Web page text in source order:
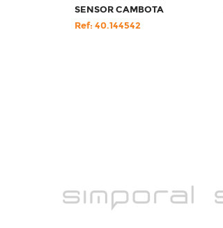
SENSOR CAMBOTA
Ref: 40.144542